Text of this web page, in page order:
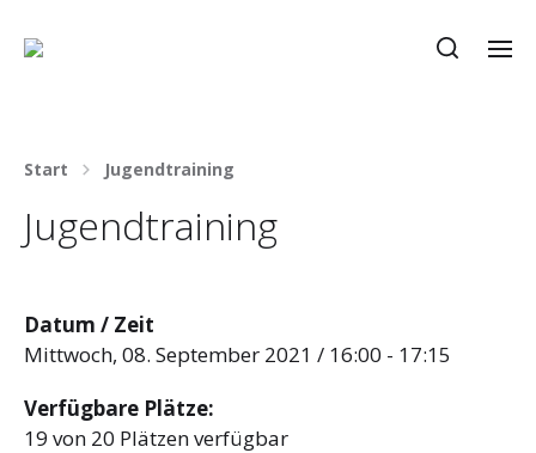
Start Jugendtraining
Jugendtraining
Datum / Zeit
Mittwoch, 08. September 2021 / 16:00 - 17:15
Verfügbare Plätze:
19 von 20 Plätzen verfügbar